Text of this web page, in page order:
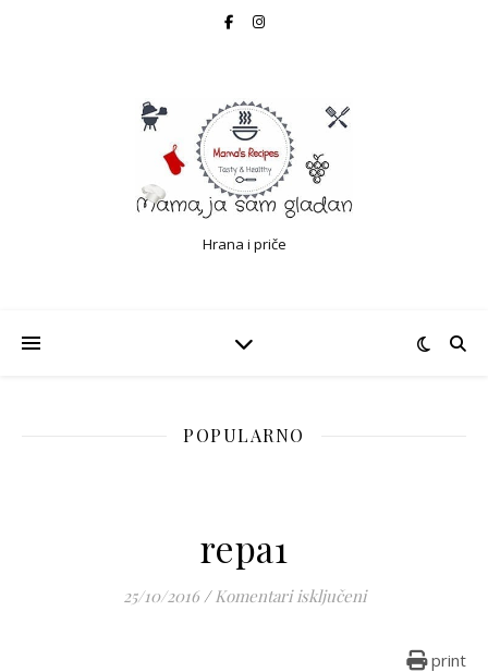
Hrana i priče
POPULARNO
repa1
25/10/2016 / Komentari isključeniza repa1
print